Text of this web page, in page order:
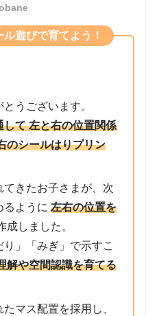
遊びで育てよう！
うございます。
して 左と右の位置関係
のシールはりプリン
きたお子さまが、次
るように左右の位置を
成しました。
」「みぎ」で示すこ
解や空間認識を育てる
マス配置を採用し、